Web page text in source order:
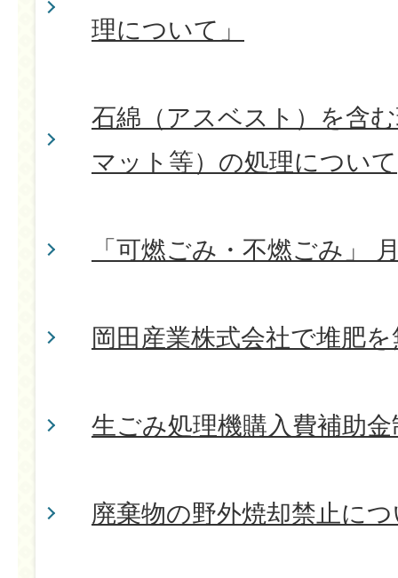
理について」
石綿（アスベスト）を含
マット等）の処理について
「可燃ごみ・不燃ごみ」
岡田産業株式会社で堆肥
生ごみ処理機購入費補助金
廃棄物の野外焼却禁止に